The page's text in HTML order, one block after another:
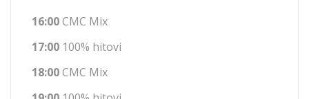
16:00CMC Mix
17:00 100% hitovi
18:00CMC Mix